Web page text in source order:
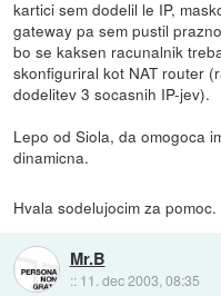
kartici sem dodelil le IP,
gateway pa sem pustil
bo se kaksen racunalnik
skonfiguriral kot NAT router
dodelitev 3 socasnih IP-jev).
Lepo od Siola, da omogoca
dinamicna.
Hvala sodelujocim za pomoc.
Mr.B
:: 11. dec 2003, 08:35